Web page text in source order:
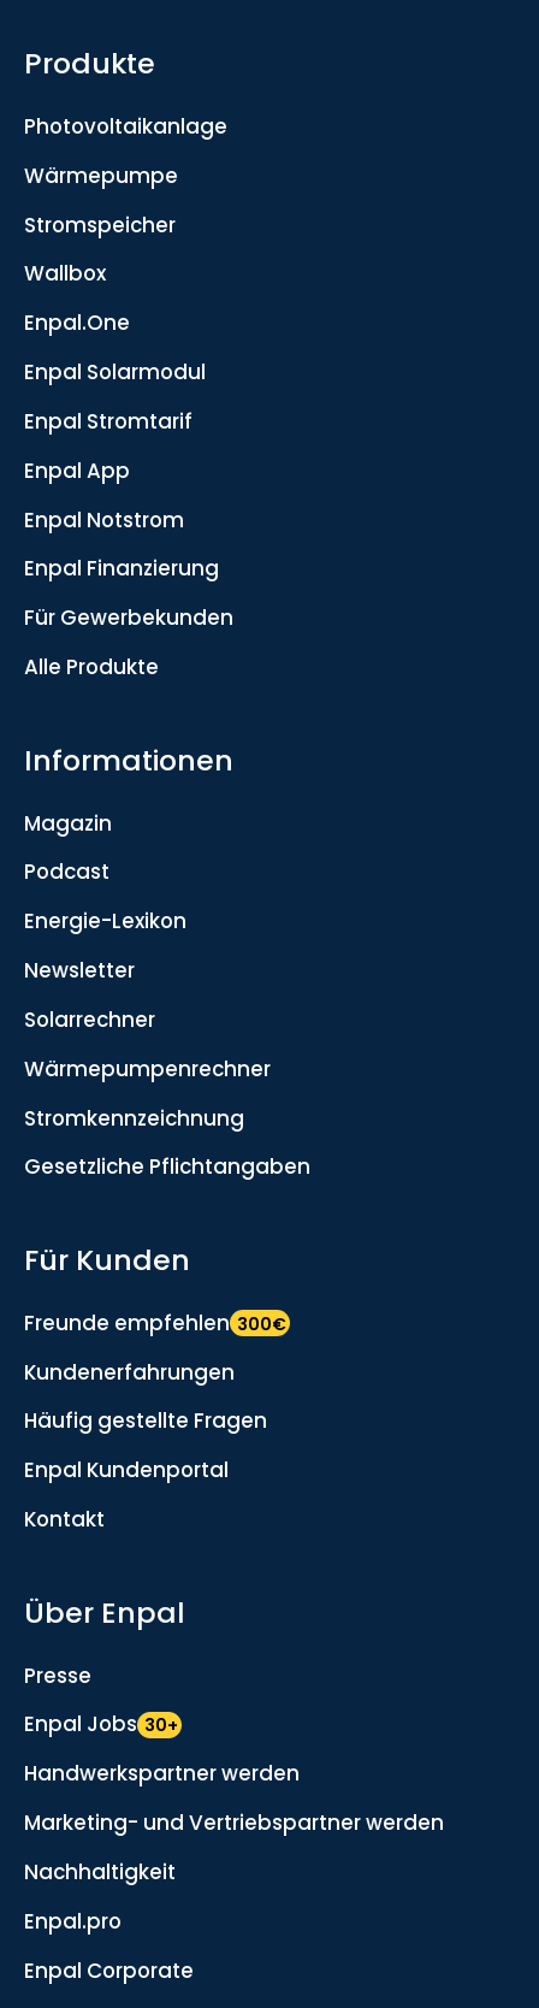
Produkte
Photovoltaikanlage
Wärmepumpe
Stromspeicher
Wallbox
Enpal.One
Enpal Solarmodul
Enpal Stromtarif
Enpal App
Enpal Notstrom
Enpal Finanzierung
Für Gewerbekunden
Alle Produkte
Informationen
Magazin
Podcast
Energie-Lexikon
Newsletter
Solarrechner
Wärmepumpenrechner
Stromkennzeichnung
Gesetzliche Pflichtangaben
Für Kunden
Freunde empfehlen 300€
Kundenerfahrungen
Häufig gestellte Fragen
Enpal Kundenportal
Kontakt
Über Enpal
Presse
Enpal Jobs 30+
Handwerkspartner werden
Marketing- und Vertriebspartner werden
Nachhaltigkeit
Enpal.pro
Enpal Corporate